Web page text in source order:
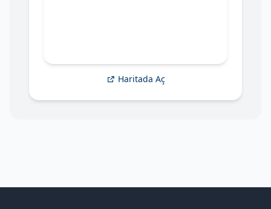
Haritada Aç